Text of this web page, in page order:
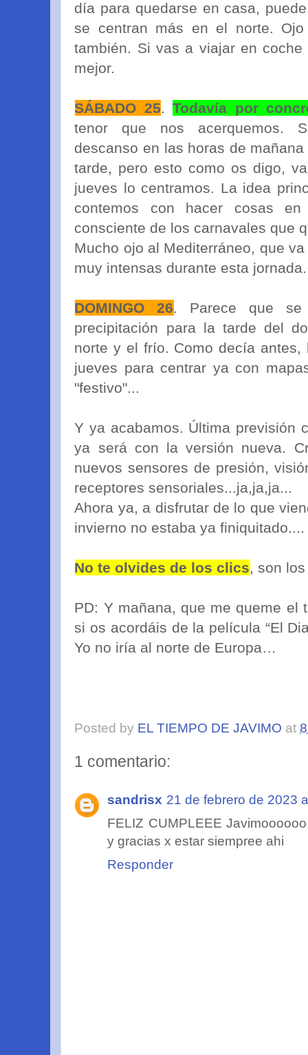
día para quedarse en casa,
se centran más en el norte.
también. Si vas a viajar en
mejor.
SÁBADO 25 .Todavía por
tenor que nos acerquemos.
descanso en las horas de
tarde, pero esto como os digo,
jueves lo centramos. La idea
contemos con hacer cosas
consciente de los carnavales que
Mucho ojo al Mediterráneo, que
muy intensas durante esta
DOMINGO 26 . Parece que
precipitación para la tarde del
norte y el frío. Como decía
jueves para centrar ya con
"festivo"...
Y ya acabamos. Última previsión
ya será con la versión nueva.
nuevos sensores de presión,
receptores sensoriales...ja,ja,ja...
Ahora ya, a disfrutar de lo que
invierno no estaba ya finiquitado....
No te olvides de los clics , son
PD: Y mañana, que me queme el
si os acordáis de la película “El
Yo no iría al norte de Europa…
Posted by EL TIEMPO DE JAVIMO at
1 comentario:
sandrisx 21 de febrero de 2023
FELIZ CUMPLEEE
y gracias x estar siempree ahi
Responder